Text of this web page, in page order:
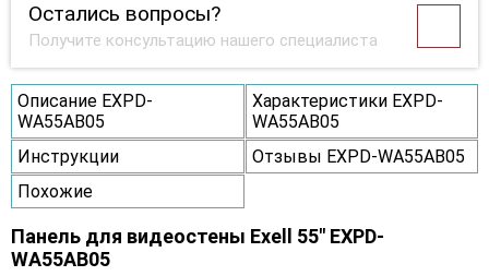
Остались вопросы?
Получите консультацию нашего специалиста
Описание EXPD-
WA55AB05
Характеристики EXPD-
WA55AB05
Инструкции
Отзывы EXPD-WA55AB05
Похожие
Панель для видеостены Exell 55" EXPD-
WA55AB05